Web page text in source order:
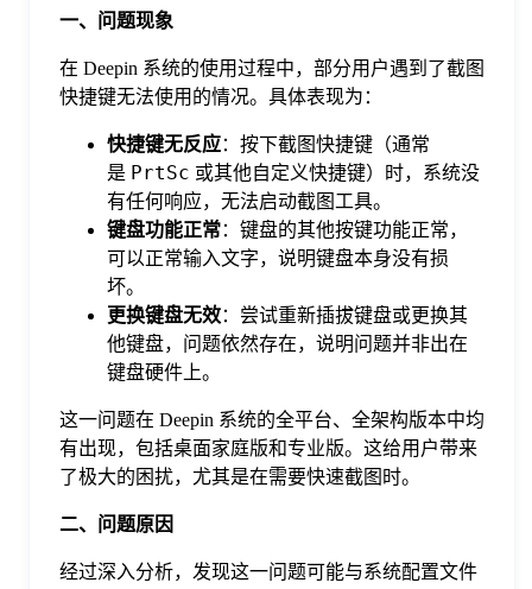
常
见
题
一、问题现象
在 Deepin 系统的使用过程中，部分用户遇到了截图
快捷键无法使用的情况。具体表现为：
快捷键无反应：按下截图快捷键（通常
是 PrtSc 或其他自定义快捷键）时，系统没
有任何响应，无法启动截图工具。
键盘功能正常：键盘的其他按键功能正常，
可以正常输入文字，说明键盘本身没有损
坏。
更换键盘无效：尝试重新插拔键盘或更换其
他键盘，问题依然存在，说明问题并非出在
键盘硬件上。
这一问题在 Deepin 系统的全平台、全架构版本中均
有出现，包括桌面家庭版和专业版。这给用户带来
了极大的困扰，尤其是在需要快速截图时。
二、问题原因
经过深入分析，发现这一问题可能与系统配置文件